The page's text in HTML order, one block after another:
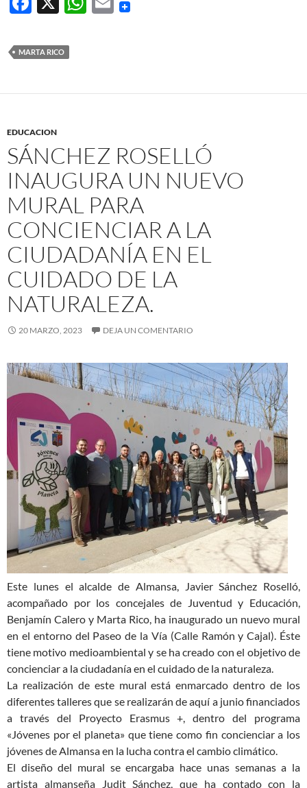
e
b
o
k
A
MARTA RICO
EDUCACION
SÁNCHEZ ROSELLÓ
INAUGURA UN NUEVO
MURAL PARA
CONCIENCIAR A LA
CIUDADANÍA EN EL
CUIDADO DE LA
NATURALEZA.
20 MARZO, 2023 DEJA UN COMENTARIO
Este lunes el alcalde de Almansa, Javier Sánchez Roselló,
acompañado por los concejales de Juventud y Educación,
Benjamín Calero y Marta Rico, ha inaugurado un nuevo mural
en el entorno del Paseo de la Vía (Calle Ramón y Cajal). Éste
tiene motivo medioambiental y se ha creado con el objetivo de
concienciar a la ciudadanía en el cuidado de la naturaleza.
La realización de este mural está enmarcado dentro de los
diferentes talleres que se realizarán de aquí a junio financiados
a través del Proyecto Erasmus +, dentro del programa
«Jóvenes por el planeta» que tiene como fin concienciar a los
jóvenes de Almansa en la lucha contra el cambio climático.
El diseño del mural se encargaba hace unas semanas a la
artista almanseña Judit Sánchez, que ha contado con la